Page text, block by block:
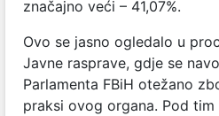
značajno veći – 41,07%.
Ovo se jasno ogledalo u
Javne rasprave, gdje se
Parlamenta FBiH otežano
praksi ovog organa. Pod tim